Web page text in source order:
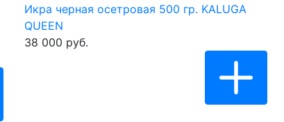
Икра черная осетровая 500 гр. KALUGA
QUEEN
38 000 руб.